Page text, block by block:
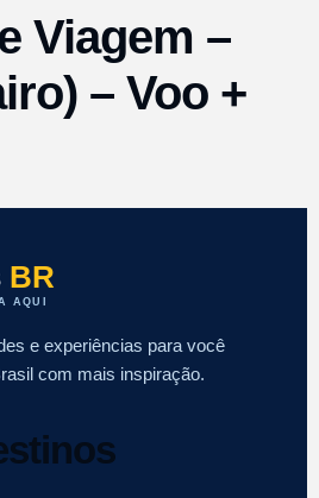
Viagem –
– Voo +
BR
AQUI
e experiências para você
com mais inspiração.